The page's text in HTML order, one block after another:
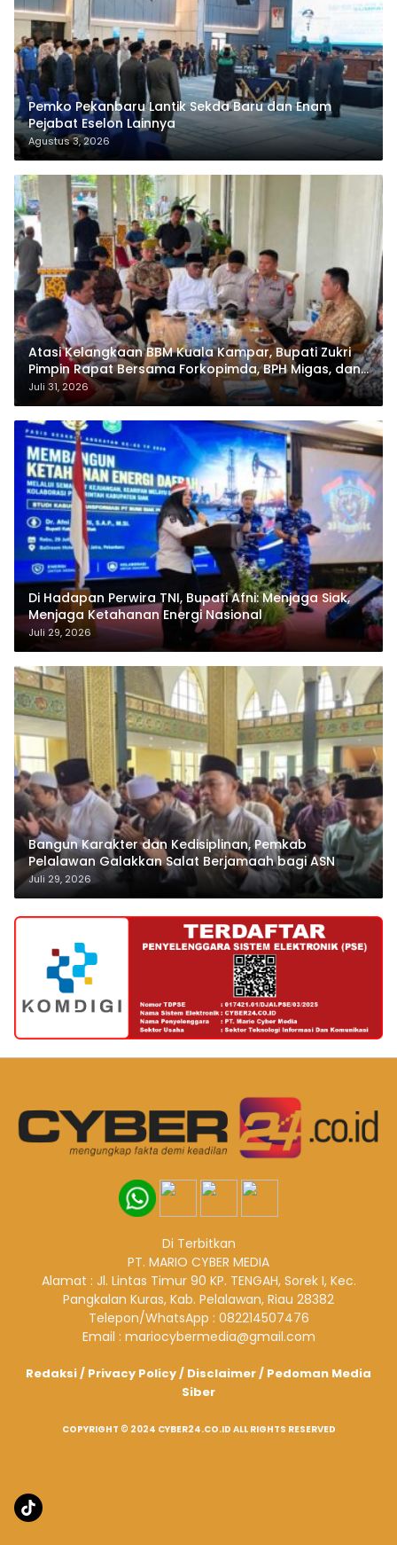
Pemko Pekanbaru Lantik Sekda Baru dan Enam
Pejabat Eselon Lainnya
Agustus 3, 2026
Atasi Kelangkaan BBM Kuala Kampar, Bupati Zukri
Pimpin Rapat Bersama Forkopimda, BPH Migas, dan
Pertamina
Juli 31, 2026
Di Hadapan Perwira TNI, Bupati Afni: Menjaga Siak,
Menjaga Ketahanan Energi Nasional
Juli 29, 2026
Bangun Karakter dan Kedisiplinan, Pemkab
Pelalawan Galakkan Salat Berjamaah bagi ASN
Juli 29, 2026
Di Terbitkan
PT. MARIO CYBER MEDIA
Alamat : Jl. Lintas Timur 90 KP. TENGAH, Sorek I, Kec.
Pangkalan Kuras, Kab. Pelalawan, Riau 28382
Telepon/WhatsApp : 082214507476
Email : mariocybermedia@gmail.com
Redaksi/ Privacy Policy/ Disclaimer/ Pedoman Media
Siber
COPYRIGHT © 2024 CYBER24.CO.ID ALL RIGHTS RESERVED